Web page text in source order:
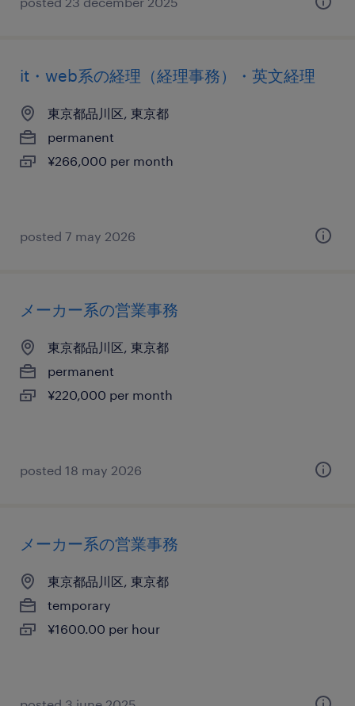
it・web系の経理（経理事務）・英文経理
東京都品川区, 東京都
permanent
¥266,000 per month
posted 7 may 2026
メーカー系の営業事務
東京都品川区, 東京都
permanent
¥220,000 per month
posted 18 may 2026
メーカー系の営業事務
東京都品川区, 東京都
temporary
¥1600.00 per hour